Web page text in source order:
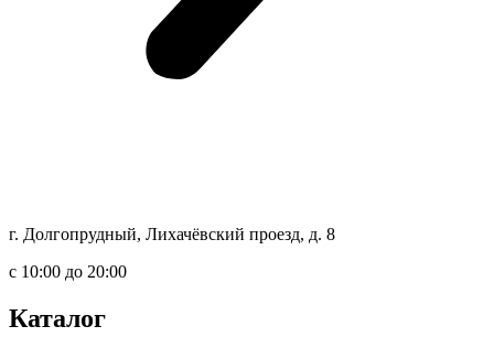
г. Долгопрудный, Лихачёвский проезд, д. 8
c 10:00 до 20:00
Каталог